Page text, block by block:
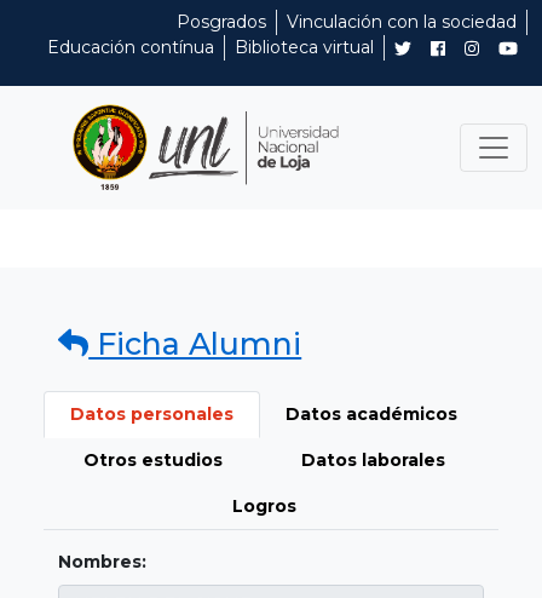
Posgrados
Vinculación con la sociedad
Educación contínua
Biblioteca virtual
Ficha Alumni
Datos personales Datos académicos
Otros estudios Datos laborales
Logros
Nombres: